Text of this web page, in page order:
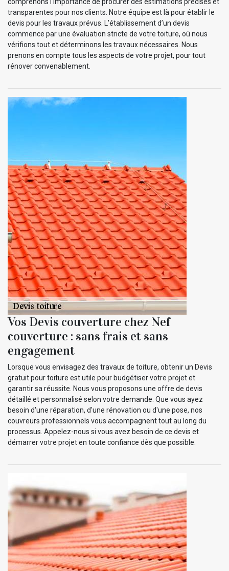
transparentes pour nos clients. Notre équipe est là pour établir le
devis pour les travaux prévus. L’établissement d’un devis
commence par une évaluation stricte de votre toiture, où nous
vérifions tout et déterminons les travaux nécessaires. Nous
prenons en compte tous les aspects de votre projet, pour tout
rénover convenablement.
Vos Devis couverture chez Nef
couverture : sans frais et sans
engagement
Lorsque vous envisagez des travaux de toiture, obtenir un Devis
gratuit pour toiture est utile pour budgétiser votre projet et
garantir sa réussite. Nous vous proposons une offre de devis
détaillé et personnalisé selon votre demande. Que vous ayez
besoin d'une réparation, d'une rénovation ou d'une pose, nos
couvreurs professionnels vous accompagnent tout au long du
processus. Appelez-nous si vous avez besoin de ce devis et
démarrer votre projet en toute confiance dès que possible.